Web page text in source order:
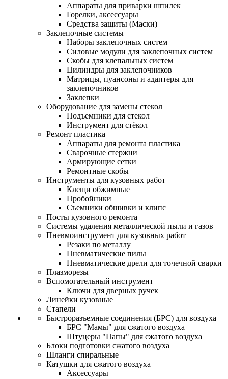
Аппараты для приварки шпилек
Горелки, аксессуары
Средства защиты (Маски)
Заклепочные системы
Наборы заклепочных систем
Силовые модули для заклепочных систем
Скобы для клепальных систем
Цилиндры для заклепочников
Матрицы, пуансоны и адаптеры для
заклепочников
Заклепки
Оборудование для замены стекол
Подъемники для стекол
Инструмент для стёкол
Ремонт пластика
Аппараты для ремонта пластика
Сварочные стержни
Армирующие сетки
Ремонтные скобы
Инструменты для кузовных работ
Клещи обжимные
Пробойники
Съемники обшивки и клипс
Посты кузовного ремонта
Системы удаления металлической пыли и газов
Пневмоинструмент для кузовных работ
Резаки по металлу
Пневматические пилы
Пневматические дрели для точечной сварки
Плазморезы
Вспомогательный инструмент
Ключи для дверных ручек
Линейки кузовные
Стапели
Быстроразъемные соединения (БРС) для воздуха
БРС "Мамы" для сжатого воздуха
Штуцеры "Папы" для сжатого воздуха
Блоки подготовки сжатого воздуха
Шланги спиральные
Катушки для сжатого воздуха
Аксессуары